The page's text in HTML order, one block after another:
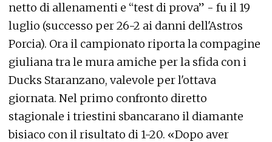
netto di allenamenti e “test di prova” - fu il 19
luglio (successo per 26-2 ai danni dell'Astros
Porcia). Ora il campionato riporta la compagine
giuliana tra le mura amiche per la sfida con i
Ducks Staranzano, valevole per l'ottava
giornata. Nel primo confronto diretto
stagionale i triestini sbancarano il diamante
bisiaco con il risultato di 1-20. «Dopo aver